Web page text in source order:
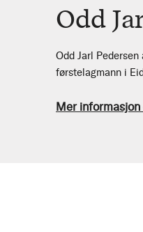
Odd
Odd Jarl
førstelagmann i
Mer